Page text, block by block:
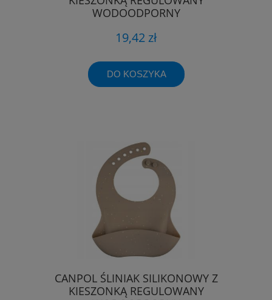
WODOODPORNY
19,42 zł
DO KOSZYKA
CANPOL ŚLINIAK SILIKONOWY Z
KIESZONKĄ REGULOWANY